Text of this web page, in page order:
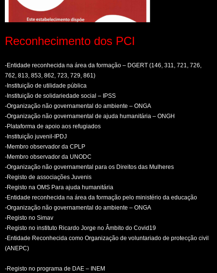
Reconhecimento dos PCI
-Entidade reconhecida na área da formação – DGERT (146, 311, 721, 726,
762, 813, 853, 862, 723, 729, 861)
-Instituição de utilidade pública
-Instituição de solidariedade social – IPSS
-Organização não governamental do ambiente – ONGA
-Organização não governamental de ajuda humanitária – ONGH
-Plataforma de apoio aos refugiados
-Instituição juvenil-IPDJ
-Membro observador da CPLP
-Membro observador da UNODC
-Organização não governamental para os Direitos das Mulheres
-Registo de associações Juvenis
-Registo na OMS Para ajuda humanitária
-Entidade reconhecida na área da formação pelo ministério da educação
-Organização não governamental do ambiente – ONGA
-Registo no Simav
-Registo no instituto Ricardo Jorge no Âmbito do Covid19
-Entidade Reconhecida como Organização de voluntariado de protecção civil
(ANEPC)
-Registo no programa de DAE – INEM